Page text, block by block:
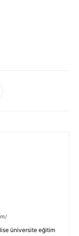
üniversite eğitim